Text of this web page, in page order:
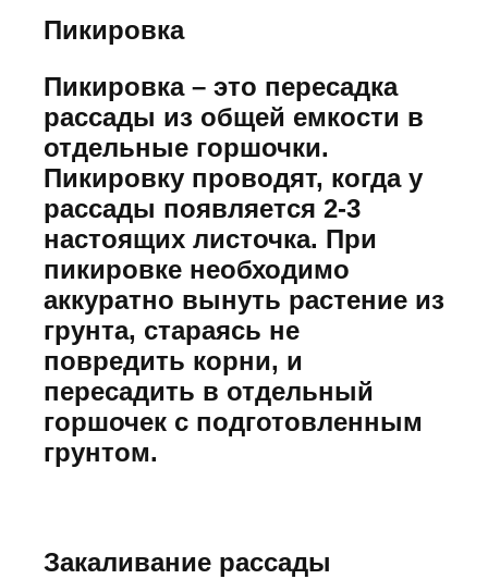
Пикировка
Пикировка – это пересадка
рассады из общей емкости в
отдельные горшочки.
Пикировку проводят, когда у
рассады появляется 2-3
настоящих листочка. При
пикировке необходимо
аккуратно вынуть растение из
грунта, стараясь не
повредить корни, и
пересадить в отдельный
горшочек с подготовленным
грунтом.
Закаливание рассады